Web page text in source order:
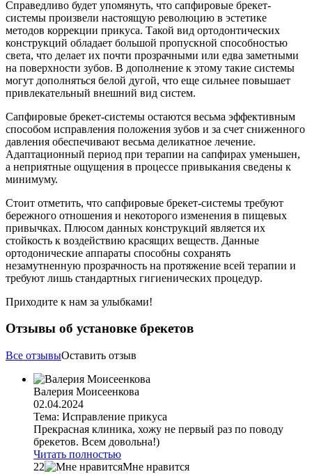
Справедливо будет упомянуть, что сапфировые брекет-
системы произвели настоящую революцию в эстетике
методов коррекции прикуса. Такой вид ортодонтических
конструкций обладает большой пропускной способностью
света, что делает их почти прозрачными или едва заметными
на поверхности зубов. В дополнение к этому такие системы
могут дополняться белой дугой, что еще сильнее повышает
привлекательный внешний вид систем.
Сапфировые брекет-системы остаются весьма эффективным
способом исправления положения зубов и за счет сниженного
давления обеспечивают весьма деликатное лечение.
Адаптационный период при терапии на сапфирах уменьшен,
а неприятные ощущения в процессе привыкания сведены к
минимуму.
Стоит отметить, что сапфировые брекет-системы требуют
бережного отношения и некоторого изменения в пищевых
привычках. Плюсом данных конструкций является их
стойкость к воздействию красящих веществ. Данные
ортодонические аппараты способны сохранять
незамутненную прозрачность на протяжение всей терапии и
требуют лишь стандартных гигиенических процедур.
Приходите к нам за улыбками!
Отзывы об установке брекетов
Все отзывыОставить отзыв
Валерия Моисеенкова
02.04.2024
Тема: Исправление прикуса
Прекрасная клиника, хожу не первый раз по поводу
брекетов. Всем довольна!)
Читать полностью
22
Мне нравится